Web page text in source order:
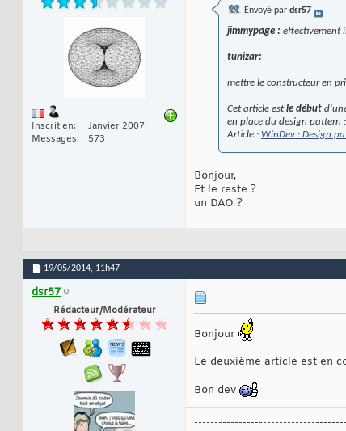
Inscrit en
Janvier 2007
Messages
573
Envoyé par dsr57
jimmypage : effectivement
tunizar:
mettre le constructeur en
Cet article estle début
en place du design pattern
Article : WinDev : Design
Bonjour,
Et le reste ?
un DAO ?
19/05/2014, 11h47
dsr57
Rédacteur/Modérateur
Bonjour
Le deuxième article est en
Bon dev